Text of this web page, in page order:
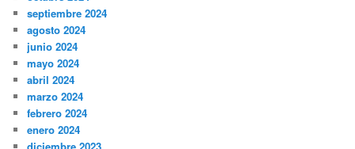
septiembre 2024
agosto 2024
junio 2024
mayo 2024
abril 2024
marzo 2024
febrero 2024
enero 2024